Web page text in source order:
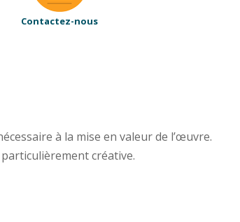
Contactez-nous
à la mise en valeur de l’œuvre.
créative.